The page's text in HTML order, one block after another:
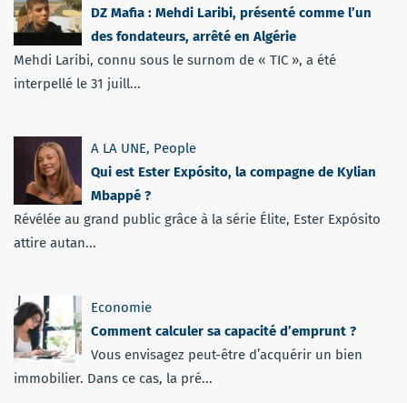
DZ Mafia : Mehdi Laribi, présenté comme l’un
des fondateurs, arrêté en Algérie
Mehdi Laribi, connu sous le surnom de « TIC », a été
interpellé le 31 juill...
A LA UNE, People
Qui est Ester Expósito, la compagne de Kylian
Mbappé ?
Révélée au grand public grâce à la série Élite, Ester Expósito
attire autan...
Economie
Comment calculer sa capacité d’emprunt ?
Vous envisagez peut-être d’acquérir un bien
immobilier. Dans ce cas, la pré...